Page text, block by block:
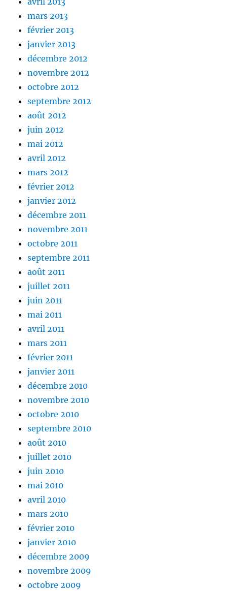
mars 2013
février 2013
janvier 2013
décembre 2012
novembre 2012
octobre 2012
septembre 2012
août 2012
juin 2012
mai 2012
avril 2012
mars 2012
février 2012
janvier 2012
décembre 2011
novembre 2011
octobre 2011
septembre 2011
août 2011
juillet 2011
juin 2011
mai 2011
avril 2011
mars 2011
février 2011
janvier 2011
décembre 2010
novembre 2010
octobre 2010
septembre 2010
août 2010
juillet 2010
juin 2010
mai 2010
avril 2010
mars 2010
février 2010
janvier 2010
décembre 2009
novembre 2009
octobre 2009